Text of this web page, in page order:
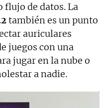
flujo de datos. La
también es un punto
auriculares
juegos con una
jugar en la nube o
a nadie.